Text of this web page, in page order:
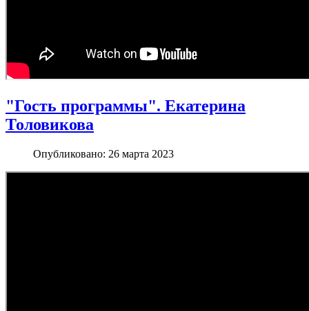
"Гость программы". Екатерина
Толовикова
Опубликовано: 26 марта 2023